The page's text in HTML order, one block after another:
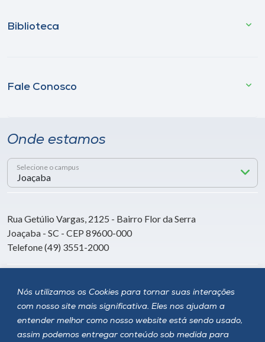
Nós utilizamos os Cookies para tornar suas interações
com nosso site mais significativa. Eles nos ajudam a
entender melhor como nosso website está sendo usado,
assim podemos entregar conteúdo sob medida para
Biblioteca
Fale Conosco
Onde estamos
Selecione o campus
Rua Getúlio Vargas, 2125 - Bairro Flor da Serra
Joaçaba - SC - CEP 89600-000
Telefone (49) 3551-2000
Siga a Unoesc